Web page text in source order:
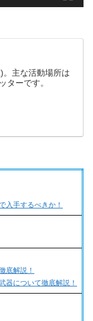
主な活動場所は
ターです。
入手するべきか！
底解説！
器について徹底解説！